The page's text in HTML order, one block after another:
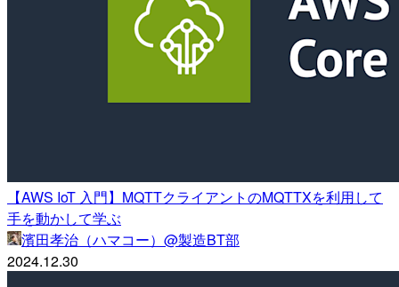
【AWS IoT 入門】MQTTクライアントのMQTTXを利用して
手を動かして学ぶ
濱田孝治（ハマコー）@製造BT部
2024.12.30